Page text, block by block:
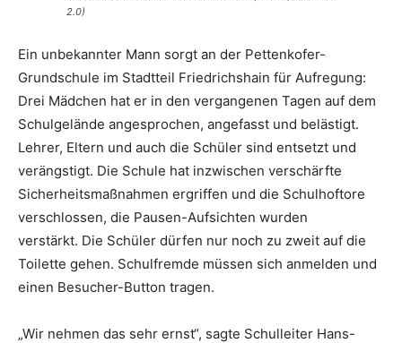
2.0)
Ein unbekannter Mann sorgt an der Pettenkofer-
Grundschule im Stadtteil Friedrichshain für Aufregung:
Drei Mädchen hat er in den vergangenen Tagen auf dem
Schulgelände angesprochen, angefasst und belästigt.
Lehrer, Eltern und auch die Schüler sind entsetzt und
verängstigt. Die Schule hat inzwischen verschärfte
Sicherheitsmaßnahmen ergriffen und die Schulhoftore
verschlossen, die Pausen-Aufsichten wurden
verstärkt. Die Schüler dürfen nur noch zu zweit auf die
Toilette gehen. Schulfremde müssen sich anmelden und
einen Besucher-Button tragen.
„Wir nehmen das sehr ernst“, sagte Schulleiter Hans-